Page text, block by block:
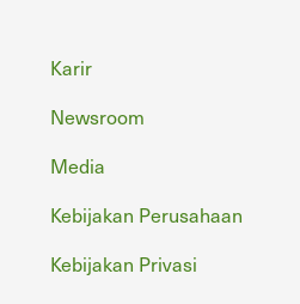
Footer
Karir
Newsroom
Media
Kebijakan Perusahaan
Kebijakan Privasi